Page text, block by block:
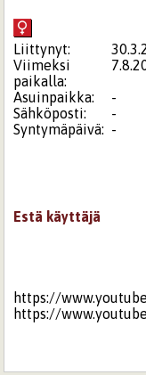
Liittynyt:
Viimeksi
paikalla:
Asuinpaikka:
-
Sähköposti:
-
Syntymäpäivä: -
Estä käyttäjä
https://
https://